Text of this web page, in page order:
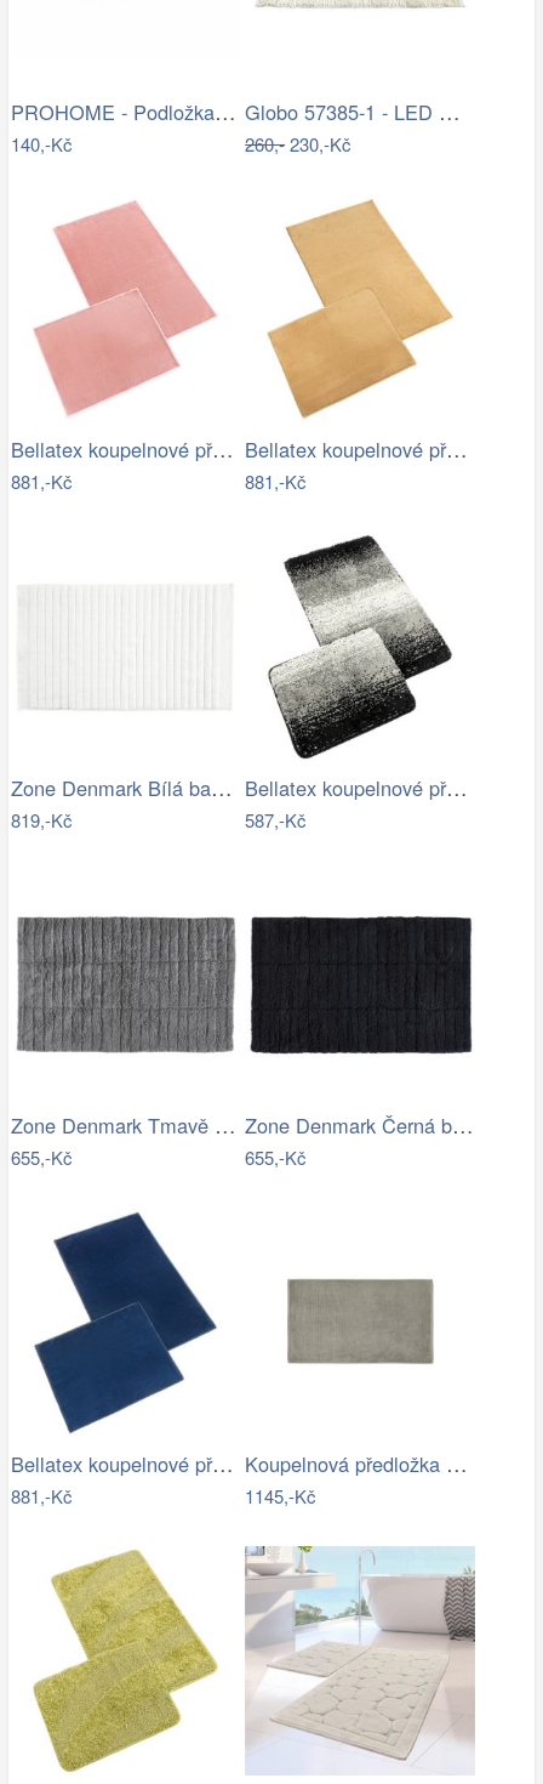
PROHOME - Podložka do vany 66x35cm
140,-Kč
Globo 57385-1 - LED Nástěnné bodové…
260,-230,-Kč
Bellatex koupelnové předložky BANYGOLD…
881,-Kč
Bellatex koupelnové předložky BANYGOLD…
881,-Kč
Zone Denmark Bílá bavlněná koupelnová…
819,-Kč
Bellatex koupelnové předložky…
587,-Kč
Zone Denmark Tmavě šedá bavlněná…
655,-Kč
Zone Denmark Černá bavlněná koupelnová…
655,-Kč
Bellatex koupelnové předložky BANYGOLD…
881,-Kč
Koupelnová předložka 100x60 cm Blomus…
1145,-Kč